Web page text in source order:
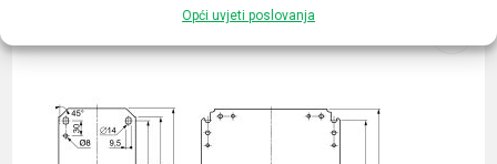
Opći uvjeti poslovanja